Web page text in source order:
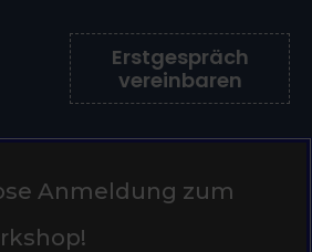
Erstgespräch
vereinbaren
Anmeldung zum